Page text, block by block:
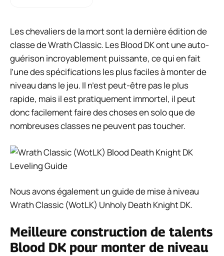
Les chevaliers de la mort sont la dernière édition de
classe de Wrath Classic. Les Blood DK ont une auto-
guérison incroyablement puissante, ce qui en fait
l’une des spécifications les plus faciles à monter de
niveau dans le jeu. Il n’est peut-être pas le plus
rapide, mais il est pratiquement immortel, il peut
donc facilement faire des choses en solo que de
nombreuses classes ne peuvent pas toucher.
Nous avons également un guide de mise à niveau
Wrath Classic (WotLK) Unholy Death Knight DK.
Meilleure construction de talents
Blood DK pour monter de niveau